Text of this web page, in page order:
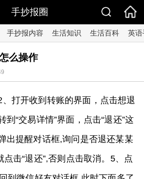
手抄报圈
手抄报内容 生活知识 生活百科 英
么操作
打开收到转账的界面，点击想退
到“交易详情”界面，点击“退还”这
出提醒对话框,询问是否退还某某
击“退还”,否则点击取消。5、点